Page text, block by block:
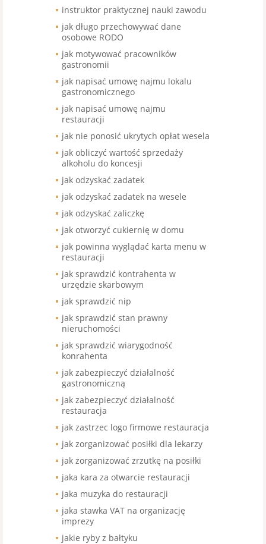
instruktor praktycznej nauki zawodu
jak długo przechowywać dane
osobowe RODO
jak motywować pracowników
gastronomii
jak napisać umowę najmu lokalu
gastronomicznego
jak napisać umowę najmu
restauracji
jak nie ponosić ukrytych opłat wesela
jak obliczyć wartość sprzedaży
alkoholu do koncesji
jak odzyskać zadatek
jak odzyskać zadatek na wesele
jak odzyskać zaliczkę
jak otworzyć cukiernię w domu
jak powinna wyglądać karta menu w
restauracji
jak sprawdzić kontrahenta w
urzędzie skarbowym
jak sprawdzić nip
jak sprawdzić stan prawny
nieruchomości
jak sprawdzić wiarygodność
konrahenta
jak zabezpieczyć działalność
gastronomiczną
jak zabezpieczyć działalność
restauracja
jak zastrzec logo firmowe restauracja
jak zorganizować posiłki dla lekarzy
jak zorganizować zrzutkę na posiłki
jaka kara za otwarcie restauracji
jaka muzyka do restauracji
jaka stawka VAT na organizację
imprezy
jakie ryby z bałtyku